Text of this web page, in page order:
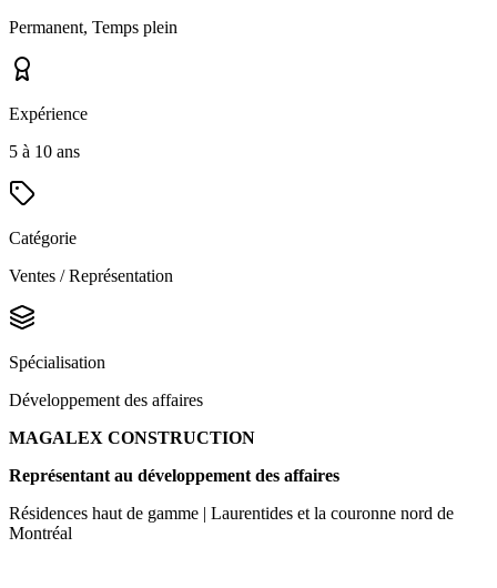
Permanent, Temps plein
Expérience
5 à 10 ans
Catégorie
Ventes / Représentation
Spécialisation
Développement des affaires
MAGALEX CONSTRUCTION
Représentant au développement des affaires
Résidences haut de gamme | Laurentides et la couronne nord de
Montréal